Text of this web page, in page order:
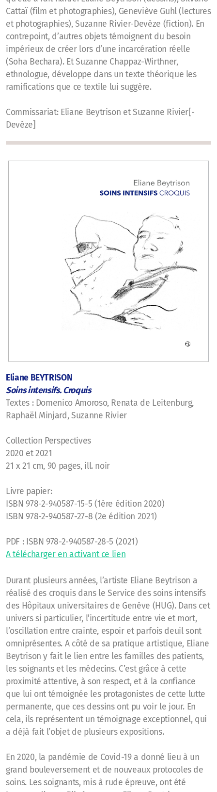
Cattaï (film et photographies), Geneviève Guhl (lectures
et photographies), Suzanne Rivier-Devèze (fiction). En
contrepoint, d’autres objets témoignent du besoin
impérieux de créer lors d’une incarcération réelle
(Soha Bechara). Et Suzanne Chappaz-Wirthner,
ethnologue, développe dans un texte théorique les
ramifications que ce textile lui suggère.
Commissariat: Eliane Beytrison et Suzanne Rivier[-
Devèze]
Eliane BEYTRISON
Soins intensifs. Croquis
Textes : Domenico Amoroso, Renata de Leitenburg,
Raphaël Minjard, Suzanne Rivier
Collection Perspectives
2020 et 2021
21 x 21 cm, 90 pages, ill. noir
Livre papier:
ISBN 978-2-940587-15-5 (1ère édition 2020)
ISBN 978-2-940587-27-8 (2e édition 2021)
PDF : ISBN 978-2-940587-28-5 (2021)
A télécharger en activant ce lien
Durant plusieurs années, l’artiste Eliane Beytrison a
réalisé des croquis dans le Service des soins intensifs
des Hôpitaux universitaires de Genève (HUG). Dans cet
univers si particulier, l’incertitude entre vie et mort,
l’oscillation entre crainte, espoir et parfois deuil sont
omniprésentes. A côté de sa pratique artistique, Eliane
Beytrison y fait le lien entre les familles des patients,
les soignants et les médecins. C’est grâce à cette
proximité attentive, à son respect, et à la confiance
que lui ont témoignée les protagonistes de cette lutte
permanente, que ces dessins ont pu voir le jour. En
cela, ils représentent un témoignage exceptionnel, qui
a déjà fait l’objet de plusieurs expositions.
En 2020, la pandémie de Covid-19 a donné lieu à un
grand bouleversement et de nouveaux protocoles de
soins. Les soignants, mis à rude épreuve, ont été